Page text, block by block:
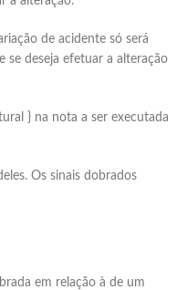
de acidente só será
se deseja efetuar a alteração
} na nota a ser executada
Os sinais dobrados
em relação à de um